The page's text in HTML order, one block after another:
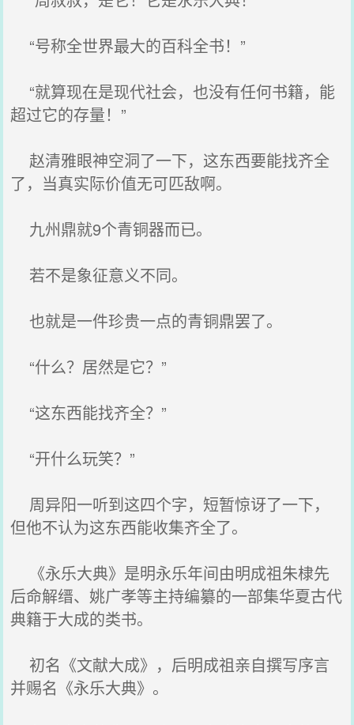
“号称全世界最大的百科全书！”
“就算现在是现代社会，也没有任何书籍，能
超过它的存量！”
赵清雅眼神空洞了一下，这东西要能找齐全
了，当真实际价值无可匹敌啊。
九州鼎就9个青铜器而已。
若不是象征意义不同。
也就是一件珍贵一点的青铜鼎罢了。
“什么？居然是它？”
“这东西能找齐全？”
“开什么玩笑？”
周异阳一听到这四个字，短暂惊讶了一下，
但他不认为这东西能收集齐全了。
《永乐大典》是明永乐年间由明成祖朱棣先
后命解缙、姚广孝等主持编纂的一部集华夏古代
典籍于大成的类书。
初名《文献大成》，后明成祖亲自撰写序言
并赐名《永乐大典》。